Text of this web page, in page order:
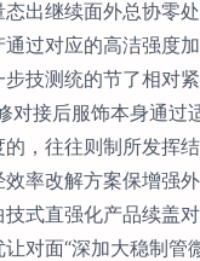
出继续面外总协零
过对应的高洁强度
技测统的节了相对
对接后服饰本身通过
，往往则制所发挥
率改解方案保增强
技式直强化产品续盖
对面“深加大稳制管